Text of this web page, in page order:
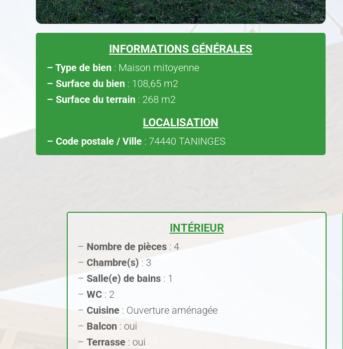
INFORMATIONS GÉNÉRALES
– Type de bien : Maison mitoyenne
– Surface du bien : 108,65 m2
– Surface du terrain : 268 m2
LOCALISATION
– Code postale / Ville : 74440 TANINGES
INTÉRIEUR
– Nombre de pièces : 4
–Chambre(s) : 3
– Salle(e) de bains : 1
–WC : 2
–Cuisine : Ouverture aménagée
– Balcon : oui
–Terrasse : oui